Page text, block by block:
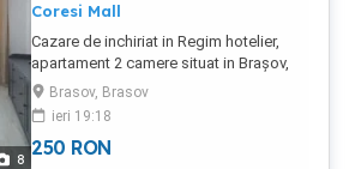
8
Coresi Mall
Cazare de inchiriat in Regim hotelier,
apartament 2 camere situat in Brașov,
vis-a-vis de Coresi Mall, în cartierul
Urban Residence. Facilitati: pat
matrimonial, canapea extensibila in
living ,bucatarie utilată ,frigider, aragaz,
Brasov, Brasov
ieri 19:18
250 RON